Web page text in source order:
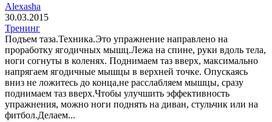
Alexasha
30.03.2015
Тренинг
Подъем таза.Техника.Это упражнение направлено на
проработку ягодичных мышц.Лежа на спине, руки вдоль тела,
ноги согнуты в коленях. Поднимаем таз вверх, максимально
напрягаем ягодичные мышцы в верхней точке. Опускаясь
вниз не ложитесь до конца,не расслабляем мышцы, сразу
поднимаем таз вверх.Чтобы улучшить эффективность
упражнения, можно ноги поднять на диван, стульчик или на
фитбол.Делаем...